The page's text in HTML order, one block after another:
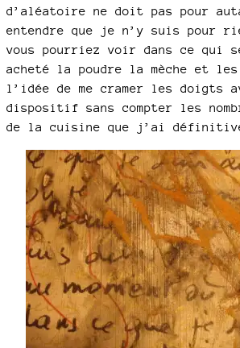
d’aléatoire ne doit pas pour
entendre que je n’y suis pour
vous pourriez voir dans ce qui
acheté la poudre la mèche et
l’idée de me cramer les doigts
dispositif sans compter les
de la cuisine que j’ai